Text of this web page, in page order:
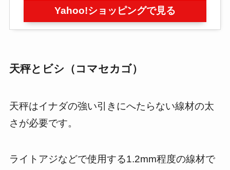
Yahoo!ショッピングで見る
天秤とビシ（コマセカゴ）
天秤はイナダの強い引きにへたらない線材の太
さが必要です。
ライトアジなどで使用する1.2mm程度の線材で